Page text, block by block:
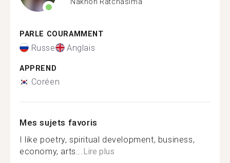
PARLE COURAMMENT
Russe Anglais
APPREND
Coréen
Mes sujets favoris
I like poetry, spiritual development, business,
economy, arts...Lire plus